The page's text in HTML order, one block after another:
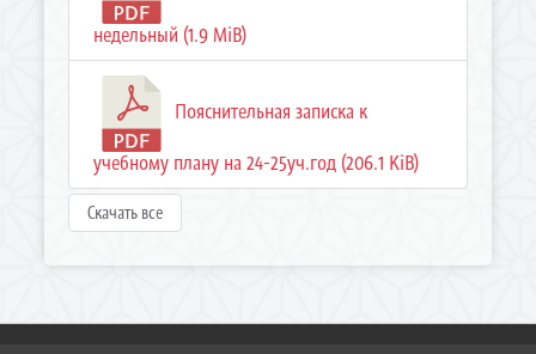
недельный (1.9 MiB)
Пояснительная записка к
учебному плану на 24-25уч.год (206.1 KiB)
Скачать все